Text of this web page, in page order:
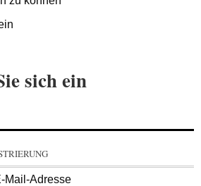
sich ein
Mail-Adresse